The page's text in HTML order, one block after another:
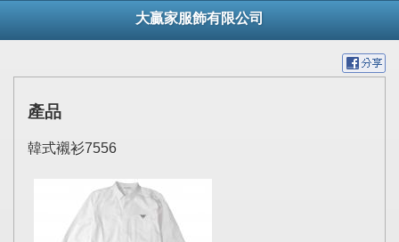
大贏家服飾有限公司
產品
韓式襯衫7556